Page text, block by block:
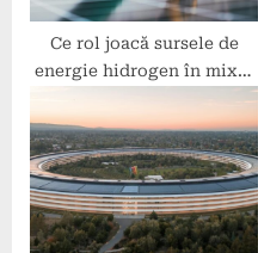
Ce rol joacă sursele de
energie hidrogen în mixul